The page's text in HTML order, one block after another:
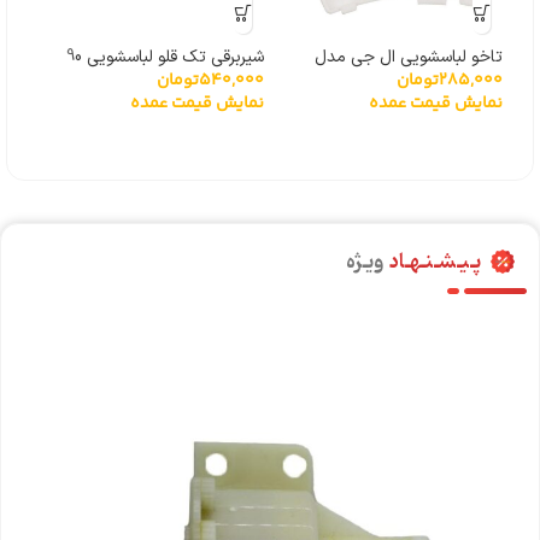
تاخو لباسشویی ال جی مدل
گیربکسی 6501KW2001A
285,000تومان
نمایش قیمت عمده
شیربرقی تک قلو لباسشویی 90
درجه بایترون
540,000تومان
نمایش قیمت عمده
پـیـشـنـهـادویـژه